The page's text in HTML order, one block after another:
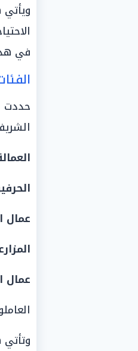
في
حددت
الشريف 2025،
عمال
عمال
وتأتي